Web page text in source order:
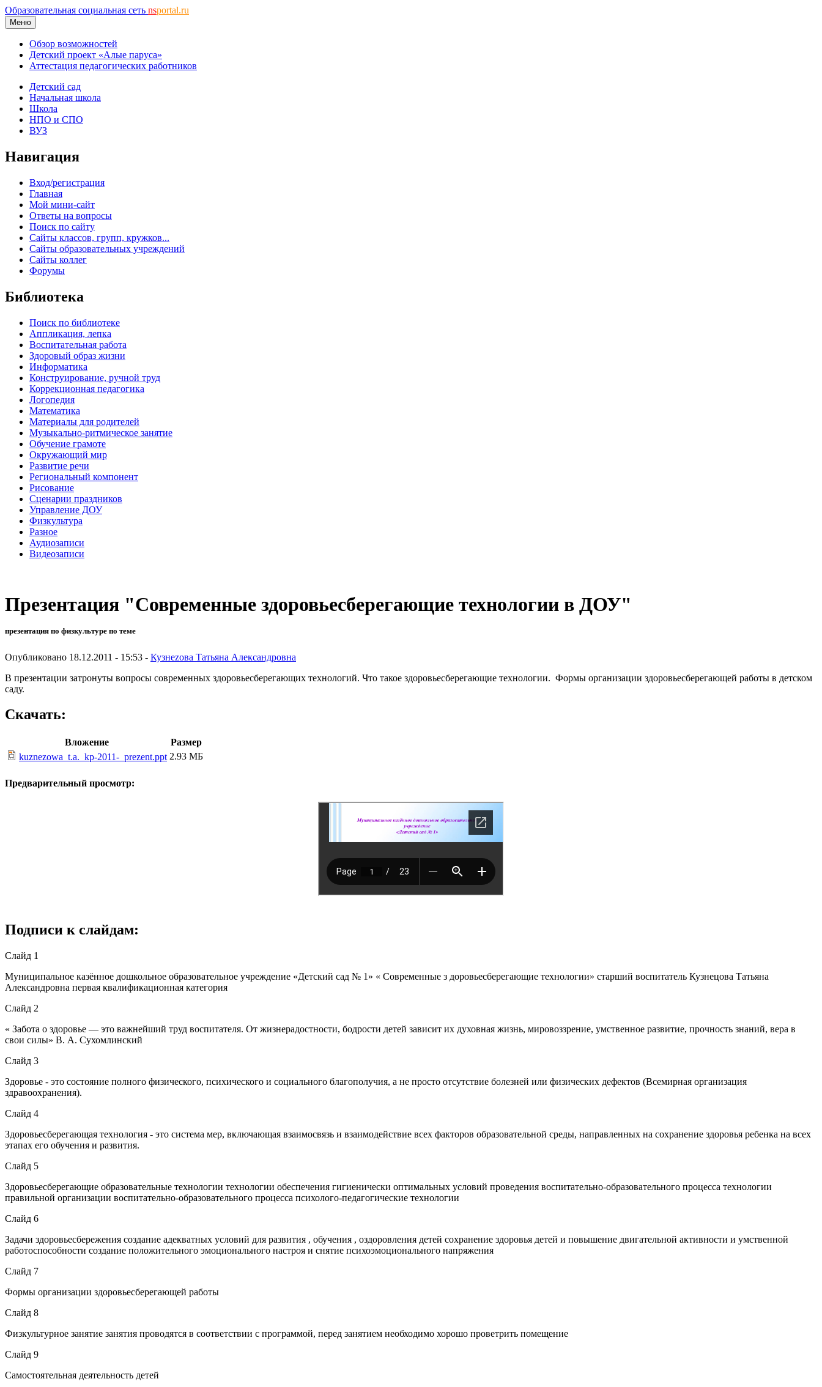
Образовательная социальная сеть nsportal.ru
Меню
Обзор возможностей
Детский проект «Алые паруса»
Аттестация педагогических работников
Детский сад
Начальная школа
Школа
НПО и СПО
ВУЗ
Навигация
Вход/регистрация
Главная
Мой мини-сайт
Ответы на вопросы
Поиск по сайту
Сайты классов, групп, кружков...
Сайты образовательных учреждений
Сайты коллег
Форумы
Библиотека
Поиск по библиотеке
Аппликация, лепка
Воспитательная работа
Здоровый образ жизни
Информатика
Конструирование, ручной труд
Коррекционная педагогика
Логопедия
Математика
Материалы для родителей
Музыкально-ритмическое занятие
Обучение грамоте
Окружающий мир
Развитие речи
Региональный компонент
Рисование
Сценарии праздников
Управление ДОУ
Физкультура
Разное
Аудиозаписи
Видеозаписи
Презентация "Современные здоровьесберегающие технологии в ДОУ"
презентация по физкультуре по теме
Опубликовано 18.12.2011 - 15:53 - Кузнеzова Татьяна Александровна
В презентации затронуты вопросы современных здоровьесберегающих технологий. Что такое здоровьесберегающие технологии. Формы организации здоровьесберегающей работы в детском
саду.
Скачать:
Вложение
Размер
kuznezowa_t.a._kp-2011-_prezent.ppt 2.93 МБ
Предварительный просмотр:
Подписи к слайдам:
Слайд 1
Муниципальное казённое дошкольное образовательное учреждение «Детский сад № 1» « Современные з доровьесберегающие технологии» старший воспитатель Кузнецова Татьяна
Александровна первая квалификационная категория
Слайд 2
« Забота о здоровье — это важнейший труд воспитателя. От жизнерадостности, бодрости детей зависит их духовная жизнь, мировоззрение, умственное развитие, прочность знаний, вера в
свои силы» В. А. Сухомлинский
Слайд 3
Здоровье - это состояние полного физического, психического и социального благополучия, а не просто отсутствие болезней или физических дефектов (Всемирная организация
здравоохранения).
Слайд 4
Здоровьесберегающая технология - это система мер, включающая взаимосвязь и взаимодействие всех факторов образовательной среды, направленных на сохранение здоровья ребенка на всех
этапах его обучения и развития.
Слайд 5
Здоровьесберегающие образовательные технологии технологии обеспечения гигиенически оптимальных условий проведения воспитательно-образовательного процесса технологии
правильной организации воспитательно-образовательного процесса психолого-педагогические технологии
Слайд 6
Задачи здоровьесбережения создание адекватных условий для развития , обучения , оздоровления детей сохранение здоровья детей и повышение двигательной активности и умственной
работоспособности создание положительного эмоционального настроя и снятие психоэмоционального напряжения
Слайд 7
Формы организации здоровьесберегающей работы
Слайд 8
Физкультурное занятие занятия проводятся в соответствии с программой, перед занятием необходимо хорошо проветрить помещение
Слайд 9
Самостоятельная деятельность детей